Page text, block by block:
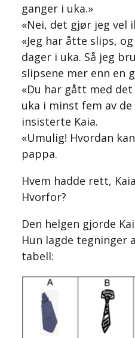
ganger i uka.»
«Nei, det gjør jeg vel
«Jeg har åtte slips,
dager i uka. Så jeg
slipsene mer enn en
«Du har gått med
uka i minst fem av
insisterte Kaia.
«Umulig! Hvordan
pappa.
Hvem hadde rett,
Hvorfor?
Den helgen gjorde
Hun lagde tegninger
tabell: